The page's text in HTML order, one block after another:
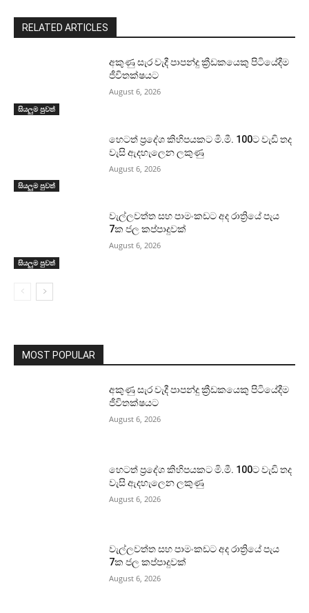
RELATED ARTICLES
සියලුම පුවත්
අකුණු සැර වැදී පාපන්දු ක්‍රීඩකයෙකු පිටියේදීම
ජීවිතක්ෂයට
August 6, 2026
සියලුම පුවත්
හෙටත් ප්‍රදේශ කිහිපයකට මි.මී. 100ට වැඩි තද
වැසි ඇදහැලෙන ලකුණු
August 6, 2026
සියලුම පුවත්
වැල්ලවත්ත සහ පාමංකඩට අද රාත්‍රියේ පැය
7ක ජල කප්පාදුවක්
August 6, 2026
MOST POPULAR
අකුණු සැර වැදී පාපන්දු ක්‍රීඩකයෙකු පිටියේදීම
ජීවිතක්ෂයට
August 6, 2026
හෙටත් ප්‍රදේශ කිහිපයකට මි.මී. 100ට වැඩි තද
වැසි ඇදහැලෙන ලකුණු
August 6, 2026
වැල්ලවත්ත සහ පාමංකඩට අද රාත්‍රියේ පැය
7ක ජල කප්පාදුවක්
August 6, 2026